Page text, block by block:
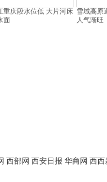
重庆段水位低 大片河床
面
雪域高原
人气渐旺
西部网 西安日报 华商网 西西